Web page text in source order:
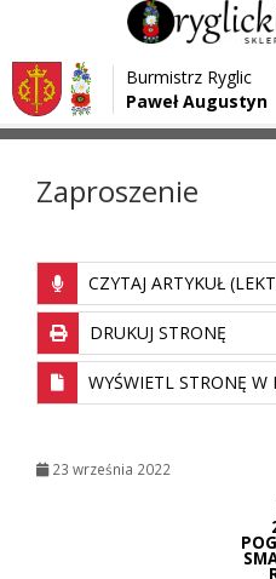
Przejdź do menu
Przejdź do głównej treści strony
Przejdź do stopki strony
Burmistrz Ryglic
Paweł Augustyn
Strona główna >
Zaproszenie
CZYTAJ ARTYKUŁ
DRUKUJ STRONĘ
WYŚWIETL STRONĘ W
23 września 2022